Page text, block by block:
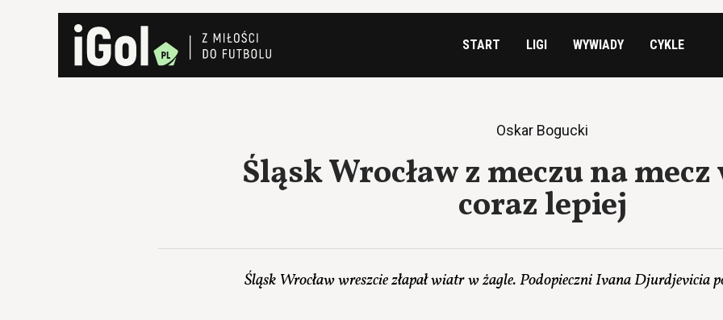
START LIGI WYWIADY CYKLE
Oskar Bogucki
Śląsk Wrocław z meczu na
coraz lepiej
Śląsk Wrocław wreszcie złapał wiatr w żagle. Podopieczni Ivana Djurdjevicia